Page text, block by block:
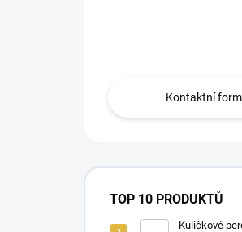
Kontaktní
TOP 10 PRODUKTŮ
Kuličkové